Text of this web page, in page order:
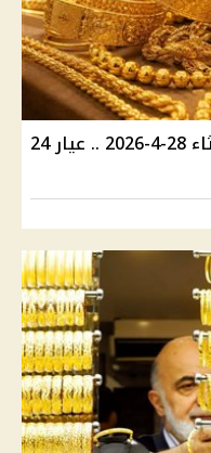
سعر الذهب في مصر اليوم الثلاثاء 28-4-2026 .. عيار 24